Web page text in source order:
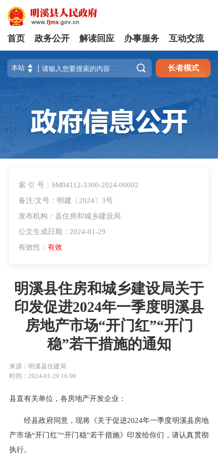
首页 政务公开 解读回应 办事服务 互动交流
 长者模式
索 引 号：SM04112-3300-2024-00002
备注/文号：明建〔2024〕3号
发布机构：县住房和城乡建设局
公文生成日期：2024-01-29
有效性： 有效
明溪县住房和城乡建设局关于
印发促进2024年一季度明溪县
房地产市场“开门红”“开门
稳”若干措施的通知
来源：明溪县住建局
时间：2024-01-29 16:00
县直有关单位，各房地产开发企业：
经县政府同意，现将《关于促进2024年一季度明溪县房地
产市场“开门红”“开门稳”若干措施》印发给你们，请认真贯彻
执行。